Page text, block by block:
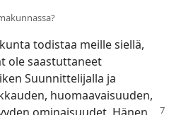
todistaa meille siellä,
ole saastuttaneet
Suunnittelijalla ja
huomaavaisuuden,
ominaisuudet. Hänen